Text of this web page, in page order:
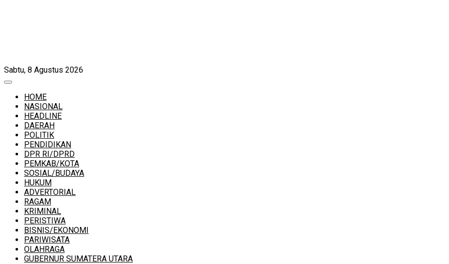
Sabtu, 8 Agustus 2026
HOME
NASIONAL
HEADLINE
DAERAH
POLITIK
PENDIDIKAN
DPR RI/DPRD
PEMKAB/KOTA
SOSIAL/BUDAYA
HUKUM
ADVERTORIAL
RAGAM
KRIMINAL
PERISTIWA
BISNIS/EKONOMI
PARIWISATA
OLAHRAGA
GUBERNUR SUMATERA UTARA